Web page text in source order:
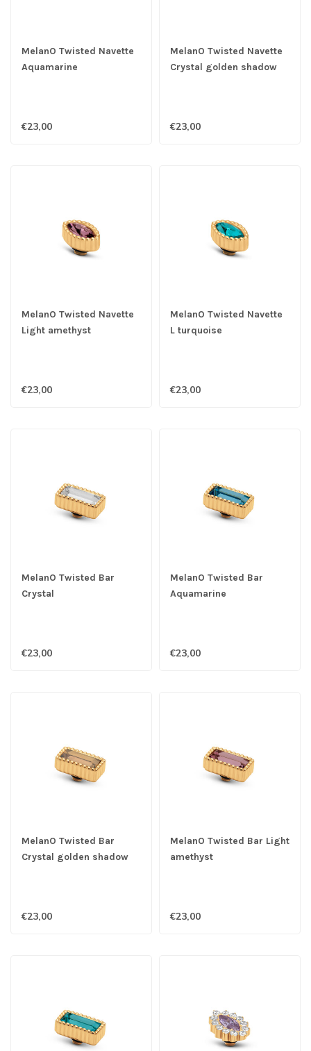
MelanO Twisted Navette
Aquamarine
€23,00
MelanO Twisted Navette
Crystal golden shadow
€23,00
MelanO Twisted Navette
Light amethyst
€23,00
MelanO Twisted Navette
L turquoise
€23,00
MelanO Twisted Bar
Crystal
€23,00
MelanO Twisted Bar
Aquamarine
€23,00
MelanO Twisted Bar
Crystal golden shadow
€23,00
MelanO Twisted Bar Light
amethyst
€23,00